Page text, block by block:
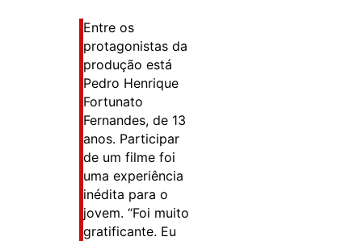
Entre os
protagonistas da
produção está
Pedro Henrique
Fortunato
Fernandes, de 13
anos. Participar
de um filme foi
uma experiência
inédita para o
jovem. “Foi muito
gratificante. Eu